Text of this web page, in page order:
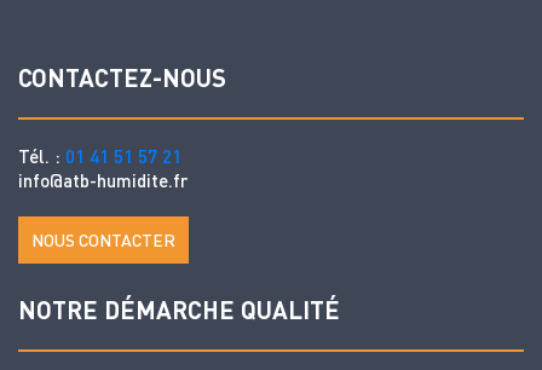
CONTACTEZ-NOUS
Tél. : 01 41 51 57 21
info@atb-humidite.fr
NOUS CONTACTER
NOTRE DÉMARCHE QUALITÉ